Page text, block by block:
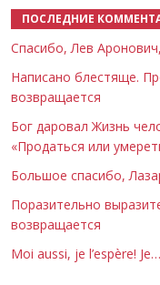
ПОСЛЕДНИЕ
Спасибо, Лев
Написано блестяще.
возвращается
Бог даровал Жизнь
«Продаться или
Большое спасибо,
Поразительно
возвращается
Moi aussi, je l’espère! Je…